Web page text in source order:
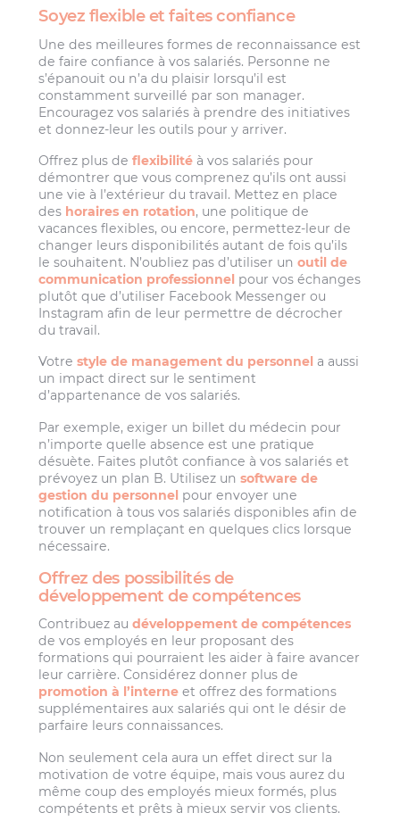
Soyez flexible et faites confiance
Une des meilleures formes de reconnaissance est
de faire confiance à vos salariés. Personne ne
s’épanouit ou n’a du plaisir lorsqu’il est
constamment surveillé par son manager.
Encouragez vos salariés à prendre des initiatives
et donnez-leur les outils pour y arriver.
Offrez plus deflexibilité à vos salariés pour
démontrer que vous comprenez qu’ils ont aussi
une vie à l’extérieur du travail. Mettez en place
des horaires en rotation, une politique de
vacances flexibles, ou encore, permettez-leur de
changer leurs disponibilités autant de fois qu’ils
le souhaitent. N’oubliez pas d’utiliser unoutil de
communication professionnel pour vos échanges
plutôt que d’utiliser Facebook Messenger ou
Instagram afin de leur permettre de décrocher
du travail.
Votrestyle de management du personnel a aussi
un impact direct sur le sentiment
d’appartenance de vos salariés.
Par exemple, exiger un billet du médecin pour
n’importe quelle absence est une pratique
désuète. Faites plutôt confiance à vos salariés et
prévoyez un plan B. Utilisez unsoftware de
gestion du personnel pour envoyer une
notification à tous vos salariés disponibles afin de
trouver un remplaçant en quelques clics lorsque
nécessaire.
Offrez des possibilités de
développement de compétences
Contribuez audéveloppement de compétences
de vos employés en leur proposant des
formations qui pourraient les aider à faire avancer
leur carrière. Considérez donner plus de
promotion à l’interne et offrez des formations
supplémentaires aux salariés qui ont le désir de
parfaire leurs connaissances.
Non seulement cela aura un effet direct sur la
motivation de votre équipe, mais vous aurez du
même coup des employés mieux formés, plus
compétents et prêts à mieux servir vos clients.